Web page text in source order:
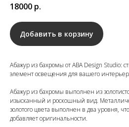
18000 р.
Добавить в корзину
Абажур из бахромы от ABA Design Studio:
элемент освещения для вашего
Абажур из бахромы выполнен из
изысканный и роскошный вид.
золотого цвета выполнен в два уровня,
добавляет оригинальности.